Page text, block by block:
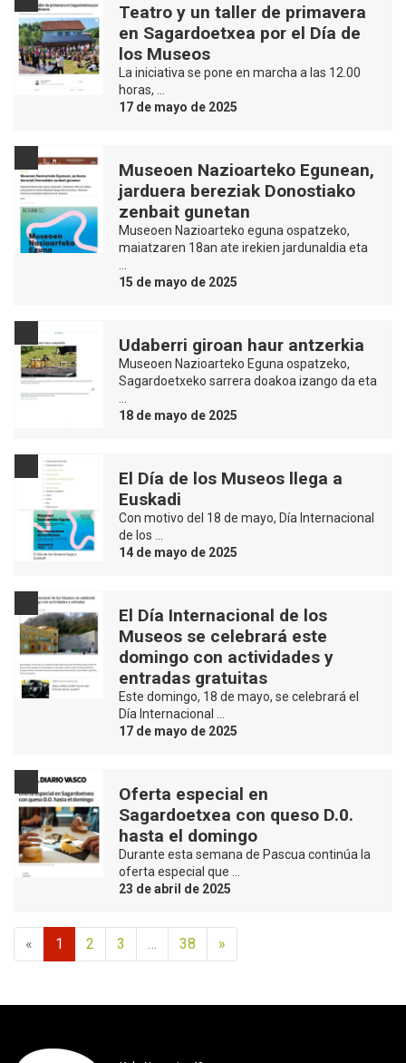
Teatro y un taller de primavera
en Sagardoetxea por el Día de
los Museos
La iniciativa se pone en marcha a las 12.00
horas, …
17 de mayo de 2025
Museoen Nazioarteko Egunean,
jarduera bereziak Donostiako
zenbait gunetan
Museoen Nazioarteko eguna ospatzeko,
maiatzaren 18an ate irekien jardunaldia eta
15 de mayo de 2025
Udaberri giroan haur antzerkia
Museoen Nazioarteko Eguna ospatzeko,
Sagardoetxeko sarrera doakoa izango da eta
18 de mayo de 2025
El Día de los Museos llega a
Euskadi
Con motivo del 18 de mayo, Día Internacional
de los …
14 de mayo de 2025
El Día Internacional de los
Museos se celebrará este
domingo con actividades y
entradas gratuitas
Este domingo, 18 de mayo, se celebrará el
Día Internacional …
17 de mayo de 2025
Oferta especial en
Sagardoetxea con queso D.0.
hasta el domingo
Durante esta semana de Pascua continúa la
oferta especial que …
23 de abril de 2025
« 1 2 3 38 »